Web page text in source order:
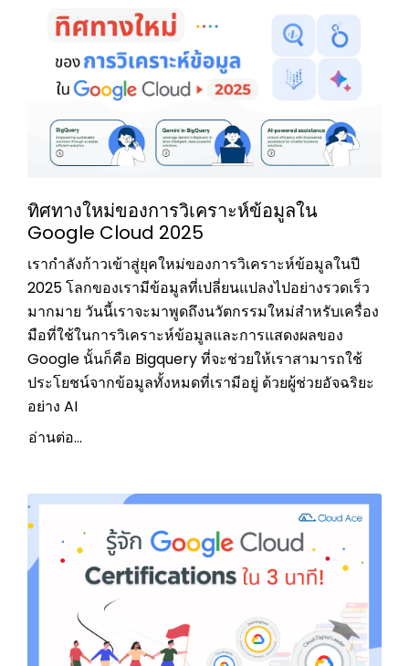
ทิศทางใหม่ของการวิเคราะห์ข้อมูลใน
Google Cloud 2025
เรากำลังก้าวเข้าสู่ยุคใหม่ของการวิเคราะห์ข้อมูลในปี
2025 โลกของเรามีข้อมูลที่เปลี่ยนแปลงไปอย่างรวดเร็ว
มากมาย วันนี้เราจะมาพูดถึงนวัตกรรมใหม่สำหรับเครื่อง
มือที่ใช้ในการวิเคราะห์ข้อมูลและการแสดงผลของ
Google นั้นก็คือ Bigquery ที่จะช่วยให้เราสามารถใช้
ประโยชน์จากข้อมูลทั้งหมดที่เรามีอยู่ ด้วยผู้ช่วยอัจฉริยะ
อย่าง AI
อ่านต่อ...